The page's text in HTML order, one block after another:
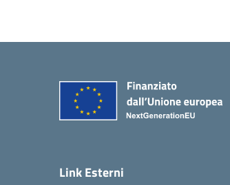
Link Esterni